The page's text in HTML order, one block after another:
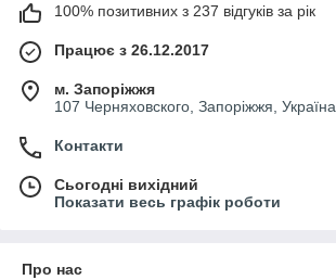
100% позитивних з 237 відгуків за рік
Працює з 26.12.2017
м. Запоріжжя
107 Черняховского, Запоріжжя, Україна
Контакти
Сьогодні вихідний
Показати весь графік роботи
Про нас